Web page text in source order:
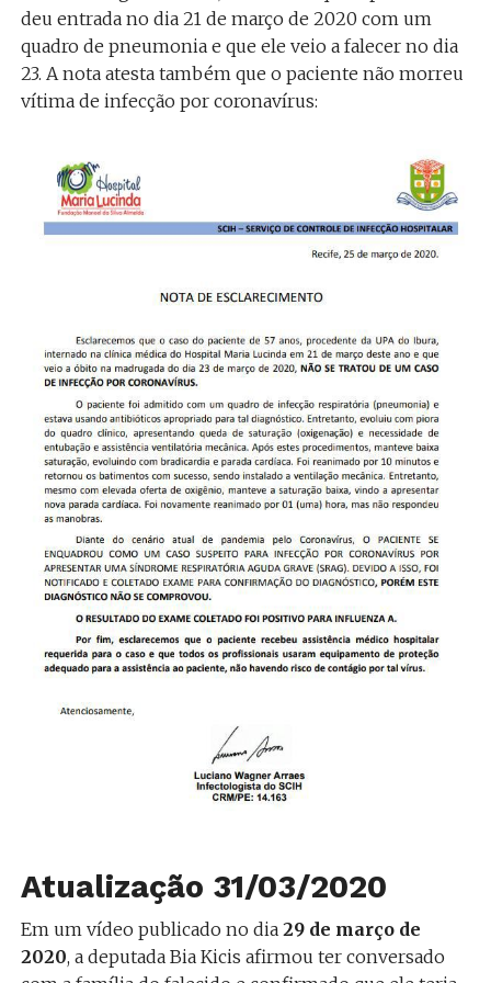
deu entrada no dia 21 de março de 2020 com um
quadro de pneumonia e que ele veio a falecer no dia
23. A nota atesta também que o paciente não morreu
vítima de infecção por coronavírus:
Atualização 31/03/2020
Em um vídeo publicado no dia29 de março de
2020, a deputada Bia Kicis afirmou ter conversado